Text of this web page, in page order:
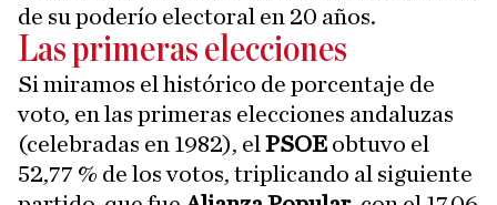
de su poderío electoral en 20 años.
Las primeras elecciones
Si miramos el histórico de porcentaje de
voto, en las primeras elecciones andaluzas
(celebradas en 1982), el PSOE obtuvo el
52,77 % de los votos, triplicando al siguiente